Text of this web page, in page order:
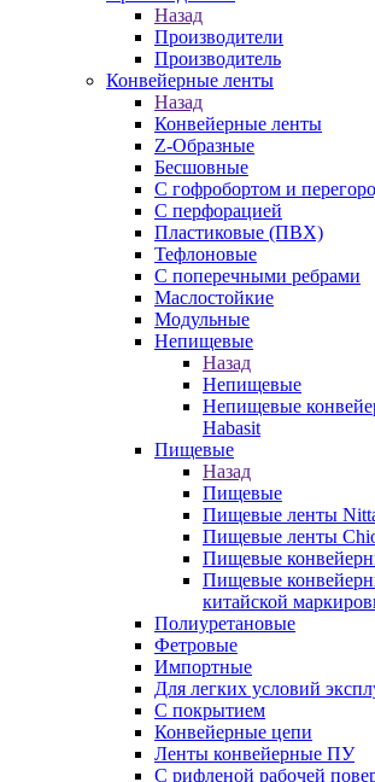
Назад
Производители
Производитель
Конвейерные ленты
Назад
Конвейерные ленты
Z-Образные
Бесшовные
С гофробортом и
С перфорацией
Пластиковые (ПВХ)
Тефлоновые
С поперечными ребрами
Маслостойкие
Модульные
Непищевые
Назад
Непищевые
Непищевые
Habasit
Пищевые
Назад
Пищевые
Пищевые ленты
Пищевые ленты
Пищевые
Пищевые
китайской
Полиуретановые
Фетровые
Импортные
Для легких условий
С покрытием
Конвейерные цепи
Ленты конвейерные ПУ
С рифленой рабочей